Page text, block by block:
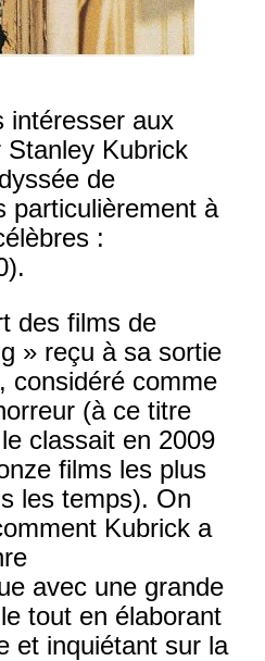
intéresser aux
Kubrick
de
particulièrement à
:
des films de
» reçu à sa sortie
considéré comme
(à ce titre
classait en 2009
films les plus
les temps). On
Kubrick a
avec une grande
tout en élaborant
et inquiétant sur la